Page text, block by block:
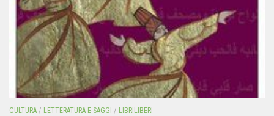
CULTURA / LETTERATURA E SAGGI / LIBRILIBERI